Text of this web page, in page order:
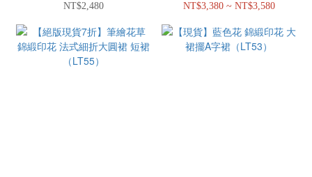
NT$2,480 NT$3,380 ~ NT$3,580